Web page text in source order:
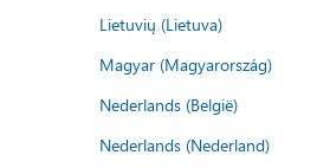
Lietuvių (Lietuva)
Magyar (Magyarország)
Nederlands (België)
Nederlands (Nederland)